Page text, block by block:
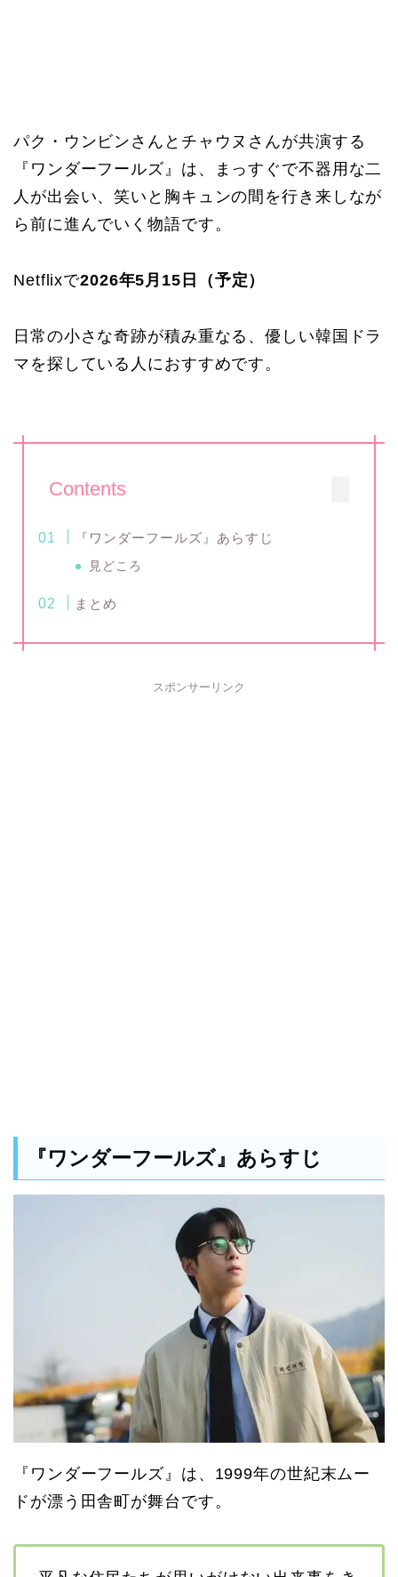
パク・ウンビンさんとチャウヌさんが共演する
『ワンダーフールズ』は、まっすぐで不器用な二
人が出会い、笑いと胸キュンの間を行き来しなが
ら前に進んでいく物語です。
Netflixで2026年5月15日（予定）
日常の小さな奇跡が積み重なる、優しい韓国ドラ
マを探している人におすすめです。
Contents
『ワンダーフールズ』あらすじ
見どころ
まとめ
スポンサーリンク
『ワンダーフールズ』あらすじ
『ワンダーフールズ』は、1999年の世紀末ムー
ドが漂う田舎町が舞台です。